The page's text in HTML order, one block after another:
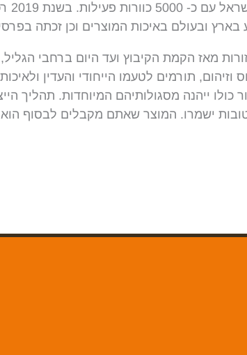
בארץ ובעולם באיכות המוצרים וכן זכתה
מאז הקמת הקיבוץ ועד היום ברחבי
וזיהום, תורמים לטעמו הייחודי והעדין
כולו ייהנה מסגולותיהם המיוחדות.
ישמרו. המוצר שאתם מקבלים לבסוף